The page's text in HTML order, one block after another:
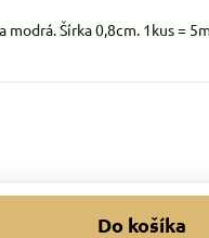
modrá. Šírka 0,8cm. 1kus =
Do košíka